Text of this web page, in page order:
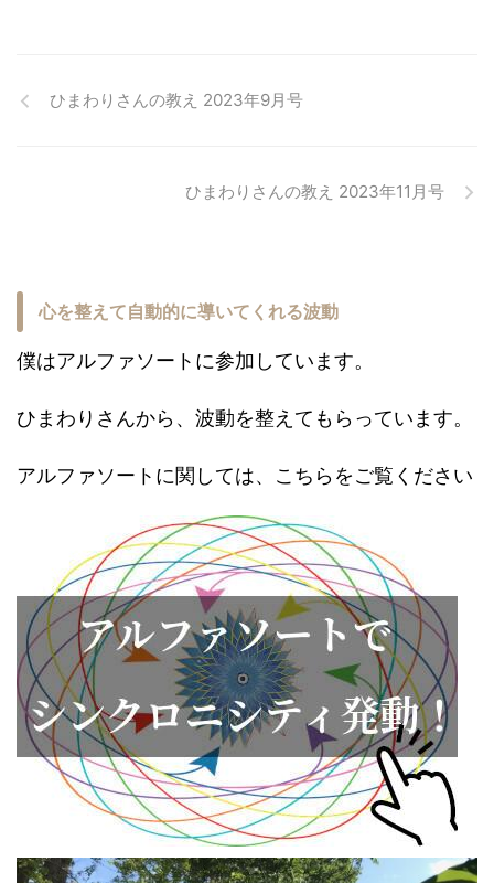
ひまわりさんの教え 2023年9月号
ひまわりさんの教え 2023年11月号
心を整えて自動的に導いてくれる波動
僕はアルファソートに参加しています。
ひまわりさんから、波動を整えてもらっています。
アルファソートに関しては、こちらをご覧ください